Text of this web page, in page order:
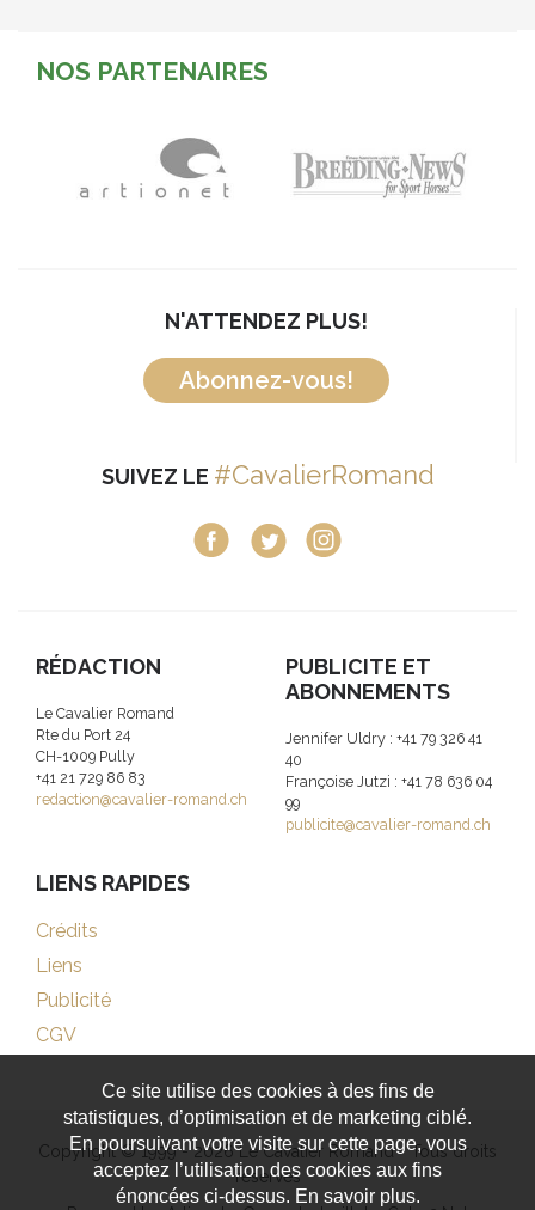
NOS PARTENAIRES
N'ATTENDEZ PLUS!
Abonnez-vous!
SUIVEZ LE #CavalierRomand
RÉDACTION
Le Cavalier Romand
Rte du Port 24
CH-1009 Pully
+41 21 729 86 83
redaction@cavalier-romand.ch
PUBLICITE ET
ABONNEMENTS
Jennifer Uldry : +41 79 326 41
40
Françoise Jutzi : +41 78 636 04
99
publicite@cavalier-romand.ch
LIENS RAPIDES
Crédits
Liens
Publicité
CGV
Copyright © 1999 - 2026 Le Cavalier Romand - Tous droits
réservés
Ce site utilise des cookies à des fins de
statistiques, d’optimisation et de marketing ciblé.
En poursuivant votre visite sur cette page, vous
acceptez l’utilisation des cookies aux fins
énoncées ci-dessus. En savoir plus.